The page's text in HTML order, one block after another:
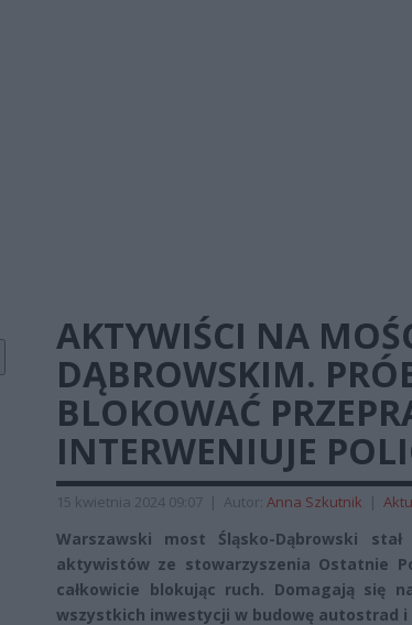
AKTYWIŚCI NA
DĄBROWSKIM.
BLOKOWAĆ
INTERWENIUJE
15 kwietnia 2024 09:07 | Autor: Anna Szkutnik |
Warszawski most Śląsko-Dąbrowski
aktywistów ze stowarzyszenia Ostatnie
całkowicie blokując ruch. Domagają się
wszystkich inwestycji w budowę autostrad i